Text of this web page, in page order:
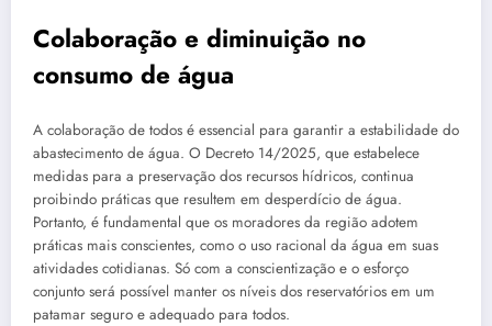
Colaboração e diminuição no
consumo de água
A colaboração de todos é essencial para garantir a estabilidade do
abastecimento de água. O Decreto 14/2025, que estabelece
medidas para a preservação dos recursos hídricos, continua
proibindo práticas que resultem em desperdício de água.
Portanto, é fundamental que os moradores da região adotem
práticas mais conscientes, como o uso racional da água em suas
atividades cotidianas. Só com a conscientização e o esforço
conjunto será possível manter os níveis dos reservatórios em um
patamar seguro e adequado para todos.